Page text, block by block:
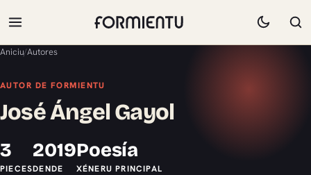
Aniciu/Autores
AUTOR DE FORMIENTU
José Ángel Gayol
3
PIECES
2019
DENDE
Poesía
XÉNERU PRINCIPAL